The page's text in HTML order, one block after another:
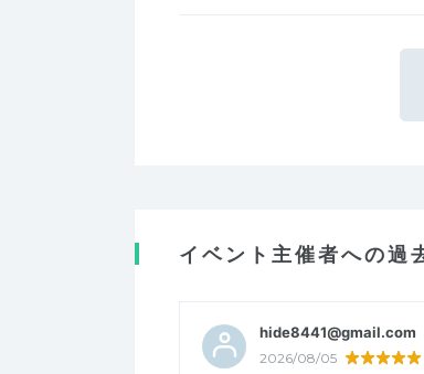
イベント主催者への過
hide8441@gmail.com
2026/08/05